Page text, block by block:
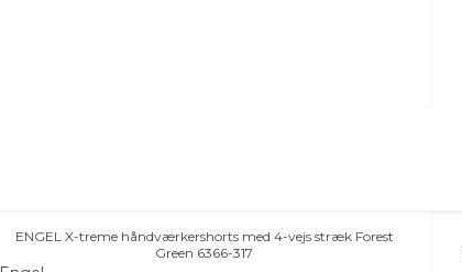
ENGEL X-treme håndværkershorts med 4-vejs stræk Forest
Green 6366-317